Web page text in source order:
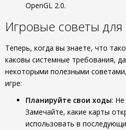
OpenGL 2.0.
Игровые советы для
Теперь, когда вы знаете, что
каковы системные требования,
некоторыми полезными
игре:
Планируйте свои ходы: Не
Замечайте, какие карты
использовать в